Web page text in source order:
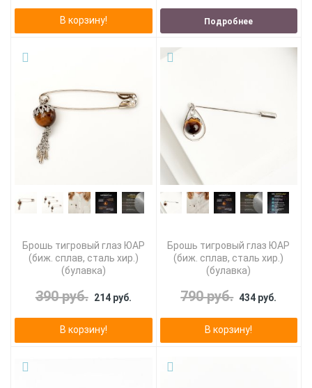
В корзину! Подробнее
Брошь тигровый глаз ЮАР
(биж. сплав, сталь хир.)
(булавка)
390 руб. 214 руб.
В корзину!
Брошь тигровый глаз ЮАР
(биж. сплав, сталь хир.)
(булавка)
790 руб. 434 руб.
В корзину!